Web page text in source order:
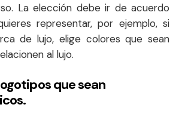
La elección debe ir de acuerdo
representar, por ejemplo, si
de lujo, elige colores que sean
al lujo.
que sean